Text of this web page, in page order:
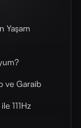
Yaşam
ve Garaib
111Hz